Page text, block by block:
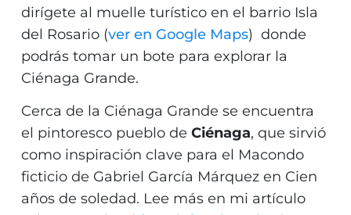
dirígete al muelle turístico en el barrio Isla
del Rosario (ver en Google Maps) donde
podrás tomar un bote para explorar la
Ciénaga Grande.
Cerca de la Ciénaga Grande se encuentra
el pintoresco pueblo de Ciénaga, que sirvió
como inspiración clave para el Macondo
ficticio de Gabriel García Márquez en Cien
años de soledad. Lee más en mi artículo